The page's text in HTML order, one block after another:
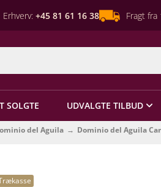
Erhverv: +45 81 61 16 38 Fragt
SOLGTE UDVALGTE TILBUD
del Aguila Dominio del Aguila